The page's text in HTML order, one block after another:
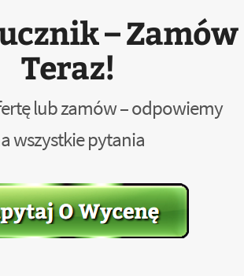
– Zamów
Teraz!
lub zamów – odpowiemy
wszystkie pytania